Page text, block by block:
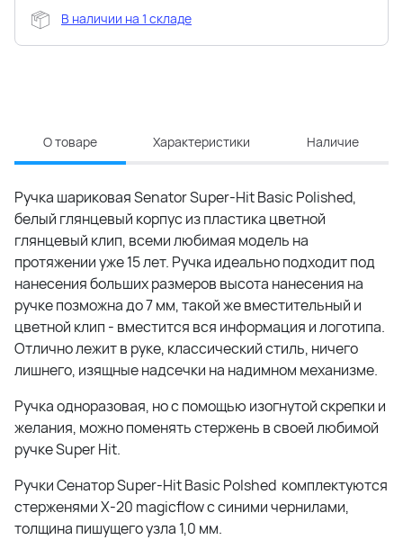
В наличии на 1 складе
О товаре Характеристики Наличие
Ручка шариковая Senator Super-Hit Basic Polished,
белый глянцевый корпус из пластика цветной
глянцевый клип, всеми любимая модель на
протяжении уже 15 лет. Ручка идеально подходит под
нанесения больших размеров высота нанесения на
ручке позможна до 7 мм, такой же вместительный и
цветной клип - вместится вся информация и логотипа.
Отлично лежит в руке, классический стиль, ничего
лишнего, изящные надсечки на надимном механизме.
Ручка одноразовая, но с помощью изогнутой скрепки и
желания, можно поменять стержень в своей любимой
ручке Super Hit.
Ручки Сенатор Super-Hit Basic Polshed комплектуются
стерженями X-20 magicflow с синими чернилами,
толщина пишущего узла 1,0 мм.